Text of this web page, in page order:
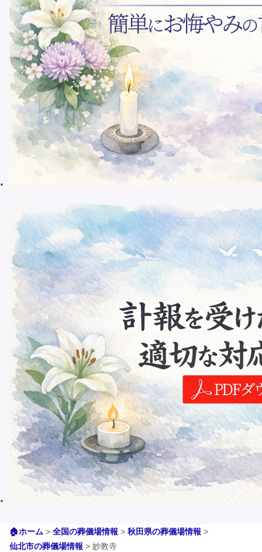
🏠ホーム > 全国の葬儀場情報 > 秋田県の葬儀場情報 >
仙北市の葬儀場情報 > 妙教寺